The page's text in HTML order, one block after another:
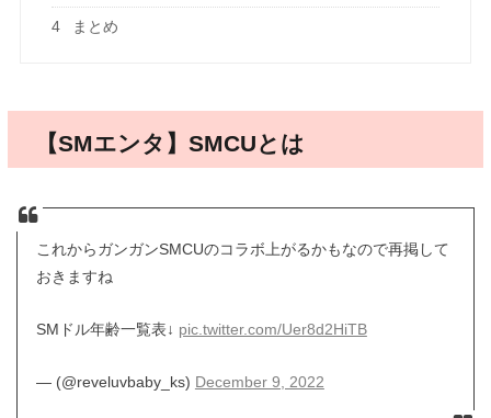
4 まとめ
【SMエンタ】SMCUとは
これからガンガンSMCUのコラボ上がるかもなので再掲して
おきますね
SMドル年齢一覧表↓ pic.twitter.com/Uer8d2HiTB
— (@reveluvbaby_ks) December 9, 2022